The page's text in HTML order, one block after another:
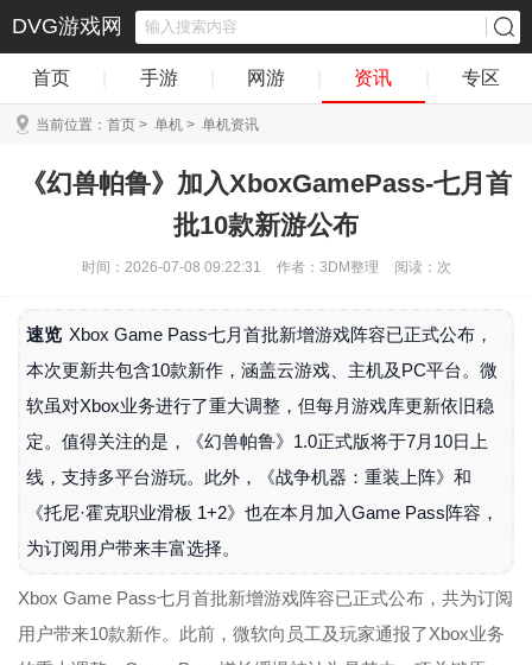
DVG游戏网
首页 手游 网游 资讯 专区
当前位置： 首页 > 单机 > 单机资讯
《幻兽帕鲁》加入XboxGamePass-七月首
批10款新游公布
时间：2026-07-08 09:22:31 作者：3DM整理 阅读： 次
速览 Xbox Game Pass七月首批新增游戏阵容已正式公布，
本次更新共包含10款新作，涵盖云游戏、主机及PC平台。微
软虽对Xbox业务进行了重大调整，但每月游戏库更新依旧稳
定。值得关注的是，《幻兽帕鲁》1.0正式版将于7月10日上
线，支持多平台游玩。此外，《战争机器：重装上阵》和
《托尼·霍克职业滑板 1+2》也在本月加入Game Pass阵容，
为订阅用户带来丰富选择。
Xbox Game Pass七月首批新增游戏阵容已正式公布，共为订阅
用户带来10款新作。此前，微软向员工及玩家通报了Xbox业务